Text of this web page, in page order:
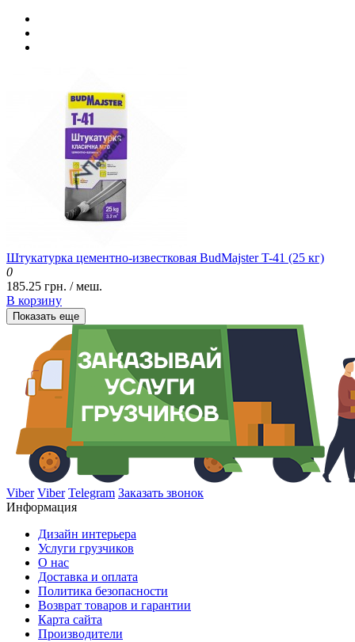
Штукатурка цементно-известковая BudMajster T-41 (25 кг)
0
185.25 грн. / меш.
В корзину
Показать еще
Viber Viber Telegram Заказать звонок
Информация
Дизайн интерьера
Услуги грузчиков
О нас
Доставка и оплата
Политика безопасности
Возврат товаров и гарантии
Карта сайта
Производители